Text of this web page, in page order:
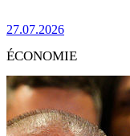
27.07.2026
ÉCONOMIE